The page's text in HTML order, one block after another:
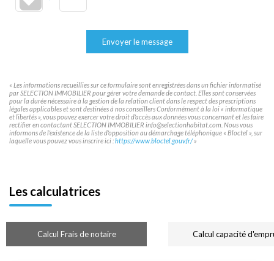
Envoyer le message
« Les informations recueillies sur ce formulaire sont enregistrées dans un fichier informatisé
par SELECTION IMMOBILIER pour gérer votre demande de contact. Elles sont conservées
pour la durée nécessaire à la gestion de la relation client dans le respect des prescriptions
légales applicables et sont destinées à nos conseillers Conformément à la loi « informatique
et libertés », vous pouvez exercer votre droit d'accès aux données vous concernant et les faire
rectifier en contactant SELECTION IMMOBILIER info@selectionhabitat.com. Nous vous
informons de l'existence de la liste d'opposition au démarchage téléphonique « Bloctel », sur
laquelle vous pouvez vous inscrire ici :https://www.bloctel.gouv.fr/»
Les calculatrices
Calcul Frais de notaire Calcul capacité